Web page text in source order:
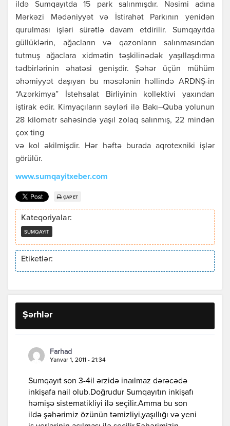
ildə Sumqayıtda 15 park salınmışdır. Nəsimi adına
Mərkəzi Mədəniyyət və İstirahət Parkının yenidən
qurulması işləri sürətlə davam etdirilir. Sumqayıtda
güllüklərin, ağacların və qazonların salınmasından
tutmuş ağaclara xidmətin təşkilinədək yaşıllaşdırma
tədbirlərinin əhatəsi genişdir. Şəhər üçün mühüm
əhəmiyyət daşıyan bu məsələnin həllində ARDNŞ-in
“Azərkimya” İstehsalat Birliyinin kollektivi yaxından
iştirak edir. Kimyaçıların səyləri ilə Bakı–Quba yolunun
28 kilometr sahəsində yaşıl zolaq salınmış, 22 mindən
çox ting
və kol əkilmişdir. Hər həftə burada aqrotexniki işlər
görülür.
www.sumqayitxeber.com
ÇAP ET
Kateqoriyalar:
SUMQAYIT
Etiketlər:
Şərhlər
Farhad
Yanvar 1, 2011 - 21:34
Sumqayıt son 3-4il ərzidə inaılmaz dərəcədə
inkişafa nail olub.Doğrudur Sumqayıtın inkişafı
həmişə sistematikliyi ilə seçilir.Amma bu son
ildə şəhərimiz özünün təmizliyi,yaşıllığı və yeni